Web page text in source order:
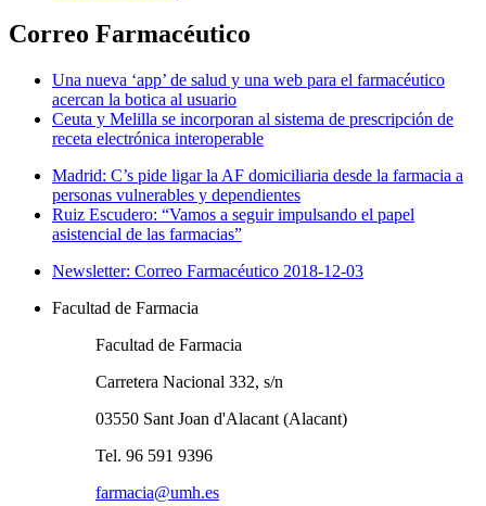
Correo Farmacéutico
Una nueva ‘app’ de salud y una web para el farmacéutico
acercan la botica al usuario
Ceuta y Melilla se incorporan al sistema de prescripción de
receta electrónica interoperable
Madrid: C’s pide ligar la AF domiciliaria desde la farmacia a
personas vulnerables y dependientes
Ruiz Escudero: “Vamos a seguir impulsando el papel
asistencial de las farmacias”
Newsletter: Correo Farmacéutico 2018-12-03
Facultad de Farmacia
Facultad de Farmacia
Carretera Nacional 332, s/n
03550 Sant Joan d'Alacant (Alacant)
Tel. 96 591 9396
farmacia@umh.es